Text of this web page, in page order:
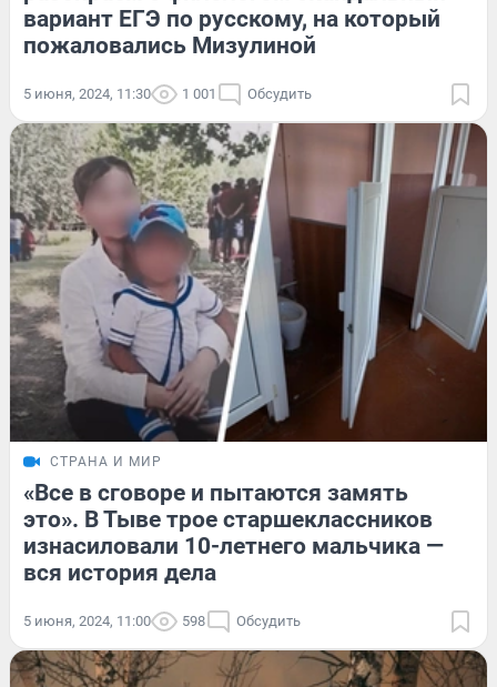
вариант ЕГЭ по русскому, на который
пожаловались Мизулиной
5 июня, 2024, 11:30 1 001 Обсудить
СТРАНА И МИР
«Все в сговоре и пытаются замять
это». В Тыве трое старшеклассников
изнасиловали 10-летнего мальчика —
вся история дела
5 июня, 2024, 11:00 598 Обсудить